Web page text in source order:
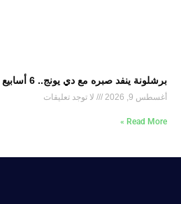
برشلونة ينفد صبره مع دي يونج.. 6 أسابيع بلا تحسن!
أغسطس 9, 2026 لا توجد تعليقات
Read More »